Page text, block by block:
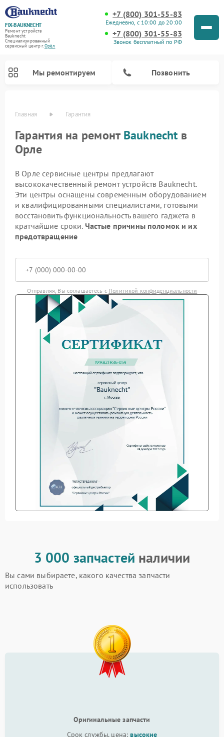
FIX-BAUKNECHT
Ремонт устройств
Bauknecht
Специализированный
cервисный центр г.Орёл
+7 (800) 301-55-83
Ежедневно, с 10:00 до 20:00
+7 (800) 301-55-83
Звонок бесплатный по РФ
Мы ремонтируем Позвонить
Главная Гарантия
Гарантия на ремонт Bauknechtв
Орле
В Орле сервисные центры предлагают
высококачественный ремонт устройств Bauknecht.
Эти центры оснащены современным оборудованием
и квалифицированными специалистами, готовыми
восстановить функциональность вашего гаджета в
кратчайшие сроки. Частые причины поломок и их
предотвращение
Отправляя, Вы соглашаетесь с Политикой конфиденциальности
3 000 запчастей наличии
Вы сами выбираете, какого качества запчасти
использовать
Оригинальные запчасти
Срок службы, цена:высокие